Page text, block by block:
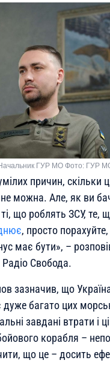
ГУР МО Фото: ГУР
причин, скільки
можна. Але, як ви
ті, що роблять ЗСУ, те,
, просто
має бути», –
Радіо Свобода.
зазначив, що
дуже багато цих
завдані втрати і
корабля –
що це – досить